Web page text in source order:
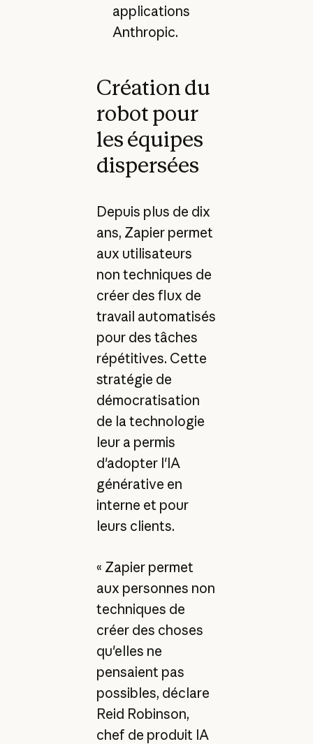
applications
Anthropic.
Création du
robot pour
les équipes
dispersées
Depuis plus de dix
ans, Zapier permet
aux utilisateurs
non techniques de
créer des flux de
travail automatisés
pour des tâches
répétitives. Cette
stratégie de
démocratisation
de la technologie
leur a permis
d'adopter l'IA
générative en
interne et pour
leurs clients.
« Zapier permet
aux personnes non
techniques de
créer des choses
qu'elles ne
pensaient pas
possibles, déclare
Reid Robinson,
chef de produit IA